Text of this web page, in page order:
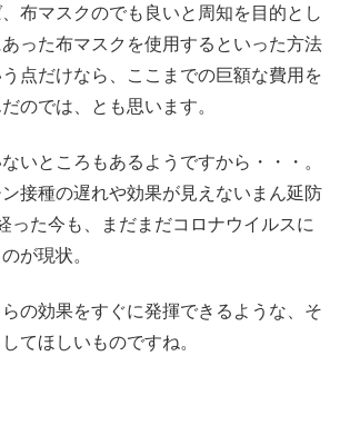
布マスクのでも良いと周知を目的とし
った布マスクを使用するといった方法
点だけなら、ここまでの巨額な費用を
のでは、とも思います。
いところもあるようですから・・・。
接種の遅れや効果が見えないまん延防
った今も、まだまだコロナウイルスに
が現状。
の効果をすぐに発揮できるような、そ
てほしいものですね。